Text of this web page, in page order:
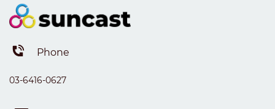
Phone
03-6416-0627